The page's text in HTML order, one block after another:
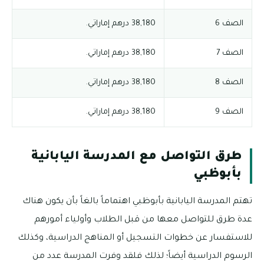
الصف 6 38,180 درهم إماراتي.
الصف 7 38,180 درهم إماراتي.
الصف 8 38,180 درهم إماراتي.
الصف 9 38,180 درهم إماراتي.
طرق التواصل مع المدرسة اليابانية
بأبوظبي
تهتم المدرسة اليابانية بأبوظبي اهتماماً بالغاً بأن يكون هناك
عدة طرق للتواصل معها من قبل الطلاب وأولياء أمورهم
للاستفسار عن خطوات التسجيل أو المناهج الدراسية، وكذلك
الرسوم الدراسية أيضاً؛ لذلك فلقد وفرت المدرسة عدد من